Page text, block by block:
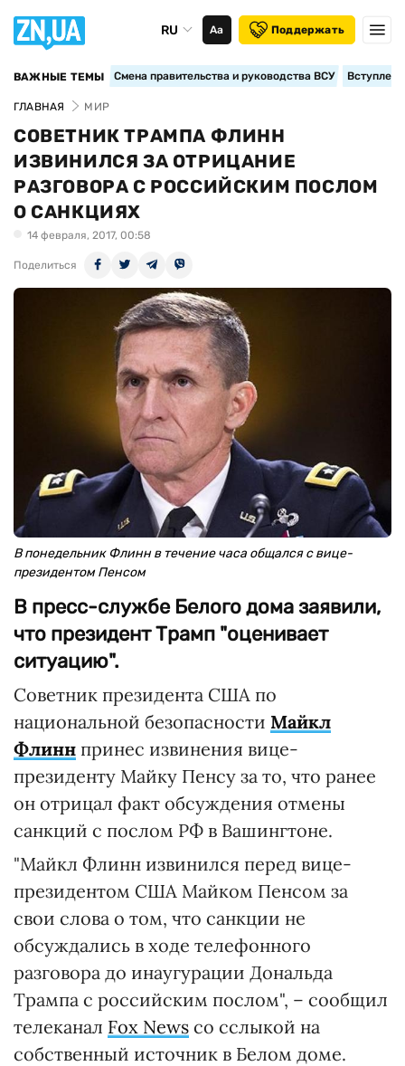
RU Аа Поддержать
ВАЖНЫЕ ТЕМЫ Смена правительства и руководства ВСУ
ГЛАВНАЯ МИР
СОВЕТНИК ТРАМПА ФЛИНН
ИЗВИНИЛСЯ ЗА ОТРИЦАНИЕ
РАЗГОВОРА С РОССИЙСКИМ ПОСЛОМ
О САНКЦИЯХ
14 февраля, 2017, 00:58
Поделиться
В понедельник Флинн в течение часа общался с вице-
президентом Пенсом
В пресс-службе Белого дома заявили,
что президент Трамп "оценивает
ситуацию".
Советник президента США по
национальной безопасности Майкл
Флинн принес извинения вице-
президенту Майку Пенсу за то, что ранее
он отрицал факт обсуждения отмены
санкций с послом РФ в Вашингтоне.
"Майкл Флинн извинился перед вице-
президентом США Майком Пенсом за
свои слова о том, что санкции не
обсуждались в ходе телефонного
разговора до инаугурации Дональда
Трампа с российским послом", – сообщил
телеканал Fox News со сслыкой на
собственный источник в Белом доме.